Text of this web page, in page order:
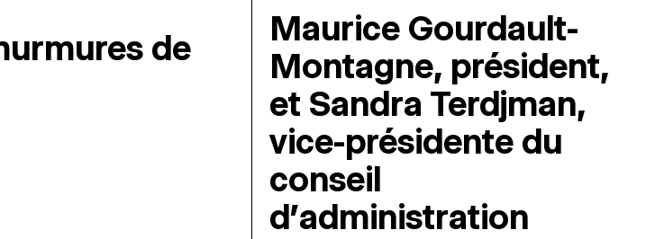
Maurice Gourdault-
Montagne, président,
et Sandra Terdjman,
vice-présidente du
conseil
d’administration